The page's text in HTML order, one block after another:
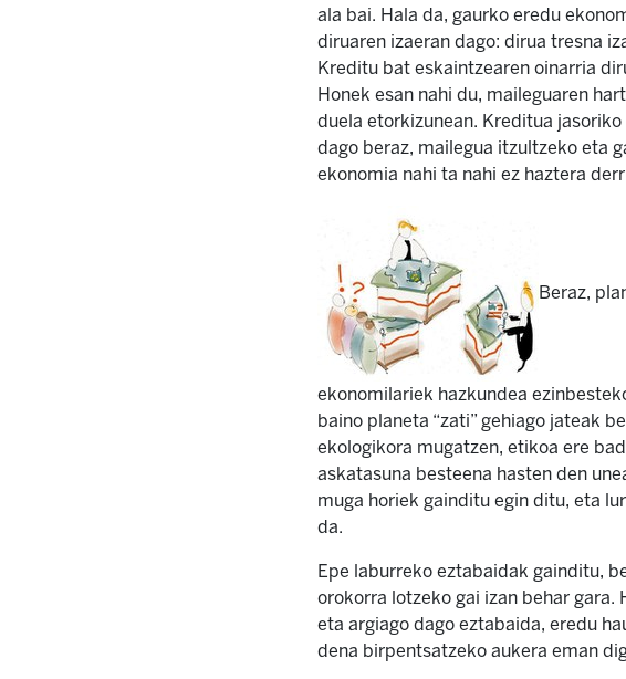
ala bai. Hala da, gaurko eredu
diruaren izaeran dago: dirua tresna
Kreditu bat eskaintzearen oinarria
Honek esan nahi du, maileguaren
duela etorkizunean. Kreditua
dago beraz, mailegua itzultzeko eta
ekonomia nahi ta nahi ez haztera
Beraz,
ekonomilariek hazkundea
baino planeta “zati” gehiago jateak
ekologikora mugatzen, etikoa ere
askatasuna besteena hasten den
muga horiek gainditu egin ditu, eta
da.
Epe laburreko eztabaidak gainditu,
orokorra lotzeko gai izan behar gara.
eta argiago dago eztabaida, eredu
dena birpentsatzeko aukera eman